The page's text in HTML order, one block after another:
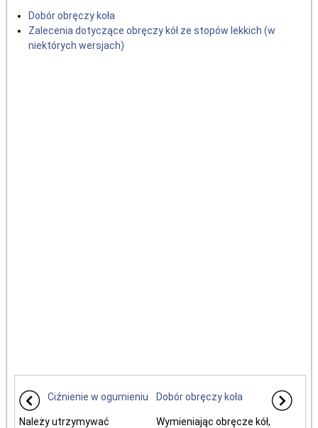
Dobór obręczy koła
Zalecenia dotyczące obręczy kół ze stopów lekkich (w
niektórych wersjach)
Ciźnienie w ogumieniu
Należy utrzymywać
Dobór obręczy koła
Wymieniając obręcze kół,